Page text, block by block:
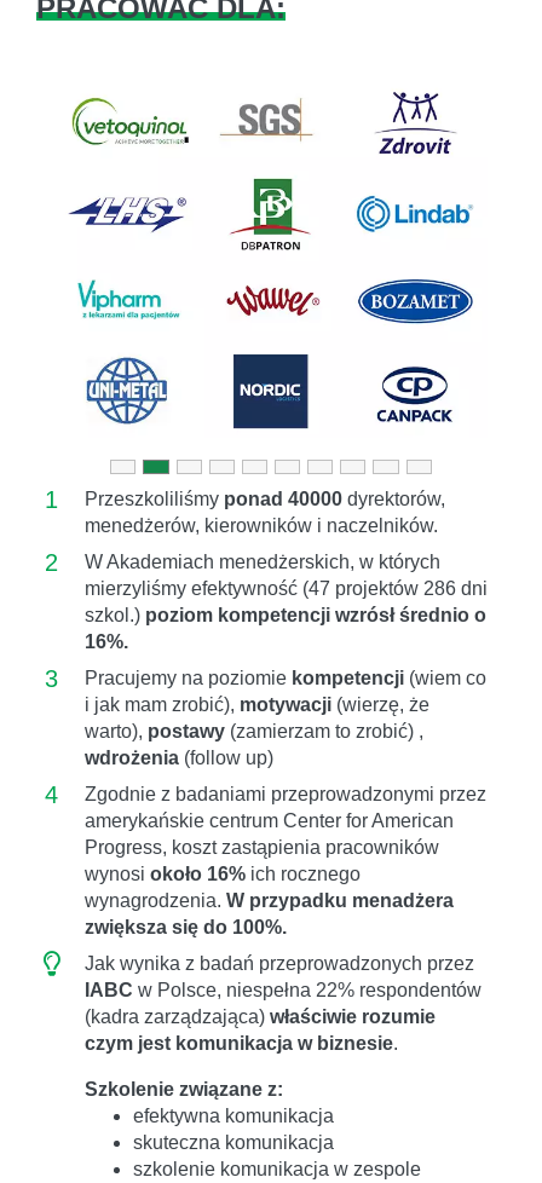
PRACOWAĆ DLA:
1 Przeszkoliliśmy ponad 40000 dyrektorów,
menedżerów, kierowników i naczelników.
2
W Akademiach menedżerskich, w których
mierzyliśmy efektywność (47 projektów 286 dni
szkol.) poziom kompetencji wzrósł średnio o
16%.
3 Pracujemy na poziomie kompetencji (wiem co
i jak mam zrobić), motywacji (wierzę, że
warto), postawy (zamierzam to zrobić) ,
wdrożenia (follow up)
4
Zgodnie z badaniami przeprowadzonymi przez
amerykańskie centrum Center for American
Progress, koszt zastąpienia pracowników
wynosi około 16% ich rocznego
wynagrodzenia. W przypadku menadżera
zwiększa się do 100%.
Jak wynika z badań przeprowadzonych przez
IABC w Polsce, niespełna 22% respondentów
(kadra zarządzająca) właściwie rozumie
czym jest komunikacja w biznesie.
Szkolenie związane z:
efektywna komunikacja
skuteczna komunikacja
szkolenie komunikacja w zespole